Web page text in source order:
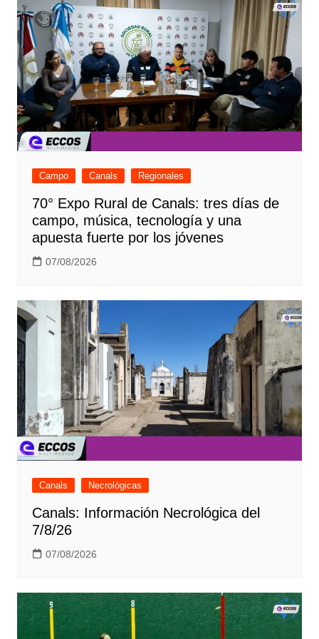
Campo Canals Regionales
70° Expo Rural de Canals: tres días de
campo, música, tecnología y una
apuesta fuerte por los jóvenes
07/08/2026
Canals Necrológicas
Canals: Información Necrológica del
7/8/26
07/08/2026